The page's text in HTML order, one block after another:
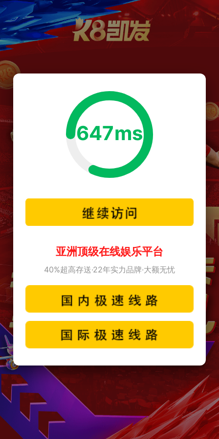
647ms
亚洲顶级在线娱乐平台
40%超高存送·22年实力品牌·大额无忧